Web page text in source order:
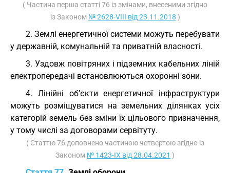
( Частина перша статті 76 із змінами, внесеними згідно
із Законом № 2628-VIII від 23.11.2018 )
2. Землі енергетичної системи можуть перебувати
у державній, комунальній та приватній власності.
3. Уздовж повітряних і підземних кабельних ліній
електропередачі встановлюються охоронні зони.
4. Лінійні об’єкти енергетичної інфраструктури
можуть розміщуватися на земельних ділянках усіх
категорій земель без зміни їх цільового призначення,
у тому числі за договорами сервітуту.
( Статтю 76 доповнено частиною четвертою згідно із
Законом № 1423-IX від 28.04.2021 )